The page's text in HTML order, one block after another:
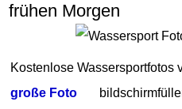
frühen Morgen
Kostenlose Wassersportfotos
große Foto